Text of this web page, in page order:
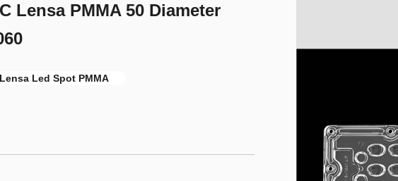
Lensa PMMA 50 Diameter
Lensa Led Spot PMMA